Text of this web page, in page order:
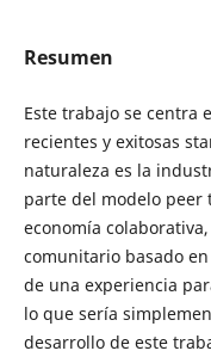
Resumen
Este trabajo se centra
recientes y exitosas
naturaleza es la
parte del modelo peer
economía
comunitario basado
de una experiencia
lo que sería
desarrollo de este